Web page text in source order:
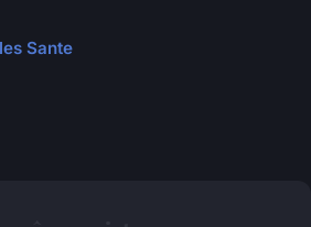
Sante